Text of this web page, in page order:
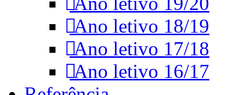
Ano letivo 18/19
Ano letivo 17/18
Ano letivo 16/17